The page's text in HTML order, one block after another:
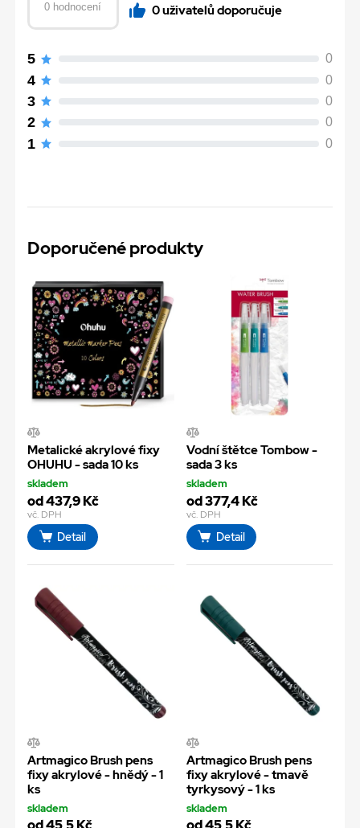
0 hodnocení 0 uživatelů doporučuje
5 0
4 0
3 0
2 0
1 0
Doporučené produkty
Metalické akrylové fixy
OHUHU - sada 10 ks
skladem
od 437,9 Kč
vč. DPH
Detail
Vodní štětce Tombow -
sada 3 ks
skladem
od 377,4 Kč
vč. DPH
Detail
Artmagico Brush pens
fixy akrylové - hnědý - 1
ks
skladem
Artmagico Brush pens
fixy akrylové - tmavě
tyrkysový - 1 ks
skladem